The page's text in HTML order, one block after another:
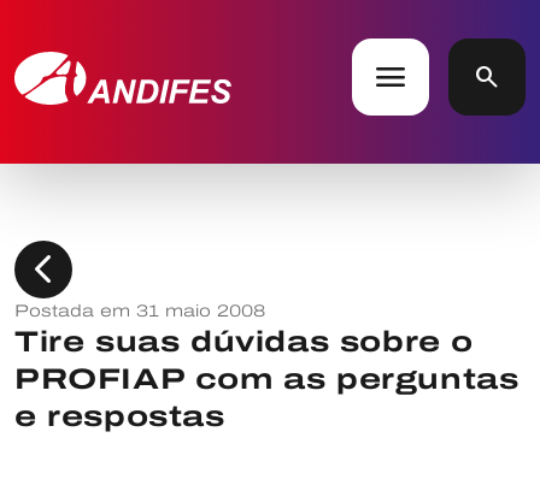
menu search
chevron_left
Postada em 31 maio 2008
Tire suas dúvidas sobre o
PROFIAP com as perguntas
e respostas